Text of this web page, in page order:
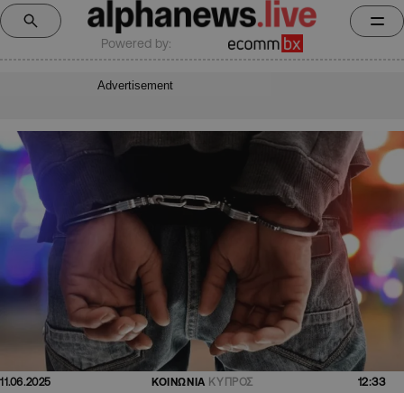
Powered by:
Advertisement
11.06.2025 ΚΟΙΝΩΝΙΑ ΚΥΠΡΟΣ 12:33